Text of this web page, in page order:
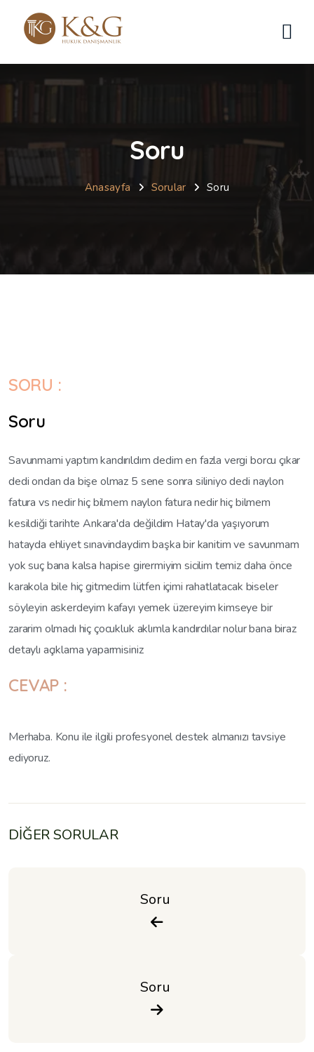
Soru
Anasayfa Sorular Soru
SORU :
Soru
Savunmami yaptım kandırıldım dedim en fazla vergi borcu çıkar
dedi ondan da bişe olmaz 5 sene sonra siliniyo dedi naylon
fatura vs nedir hiç bilmem naylon fatura nedir hiç bilmem
kesildiği tarihte Ankara'da değildim Hatay'da yaşıyorum
hatayda ehliyet sınavindaydim başka bir kanitim ve savunmam
yok suç bana kalsa hapise girermiyim sicilim temiz daha önce
karakola bile hiç gitmedim lütfen içimi rahatlatacak biseler
söyleyin askerdeyim kafayı yemek üzereyim kimseye bir
zararim olmadı hiç çocukluk aklımla kandırdılar nolur bana biraz
detaylı açıklama yaparmisiniz
CEVAP :
Merhaba. Konu ile ilgili profesyonel destek almanızı tavsiye
ediyoruz.
DİĞER SORULAR
Soru
Soru